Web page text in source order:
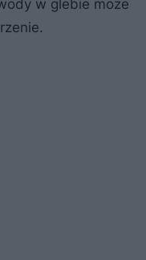
w glebie może